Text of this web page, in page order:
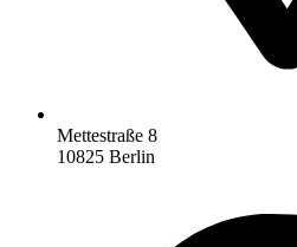
Mettestraße 8
10825 Berlin